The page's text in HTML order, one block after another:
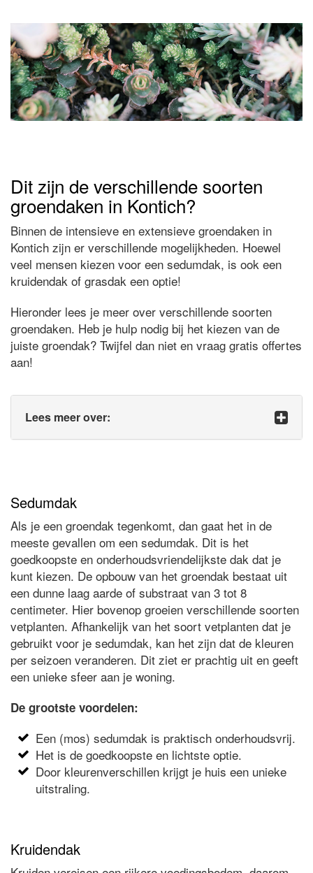
Dit zijn de verschillende soorten
groendaken in Kontich?
Binnen de intensieve en extensieve groendaken in
Kontich zijn er verschillende mogelijkheden. Hoewel
veel mensen kiezen voor een sedumdak, is ook een
kruidendak of grasdak een optie!
Hieronder lees je meer over verschillende soorten
groendaken. Heb je hulp nodig bij het kiezen van de
juiste groendak? Twijfel dan niet en vraag gratis offertes
aan!
Lees meer over:
Sedumdak
Als je een groendak tegenkomt, dan gaat het in de
meeste gevallen om een sedumdak. Dit is het
goedkoopste en onderhoudsvriendelijkste dak dat je
kunt kiezen. De opbouw van het groendak bestaat uit
een dunne laag aarde of substraat van 3 tot 8
centimeter. Hier bovenop groeien verschillende soorten
vetplanten. Afhankelijk van het soort vetplanten dat je
gebruikt voor je sedumdak, kan het zijn dat de kleuren
per seizoen veranderen. Dit ziet er prachtig uit en geeft
een unieke sfeer aan je woning.
De grootste voordelen:
Een (mos) sedumdak is praktisch onderhoudsvrij.
Het is de goedkoopste en lichtste optie.
Door kleurenverschillen krijgt je huis een unieke
uitstraling.
Kruidendak